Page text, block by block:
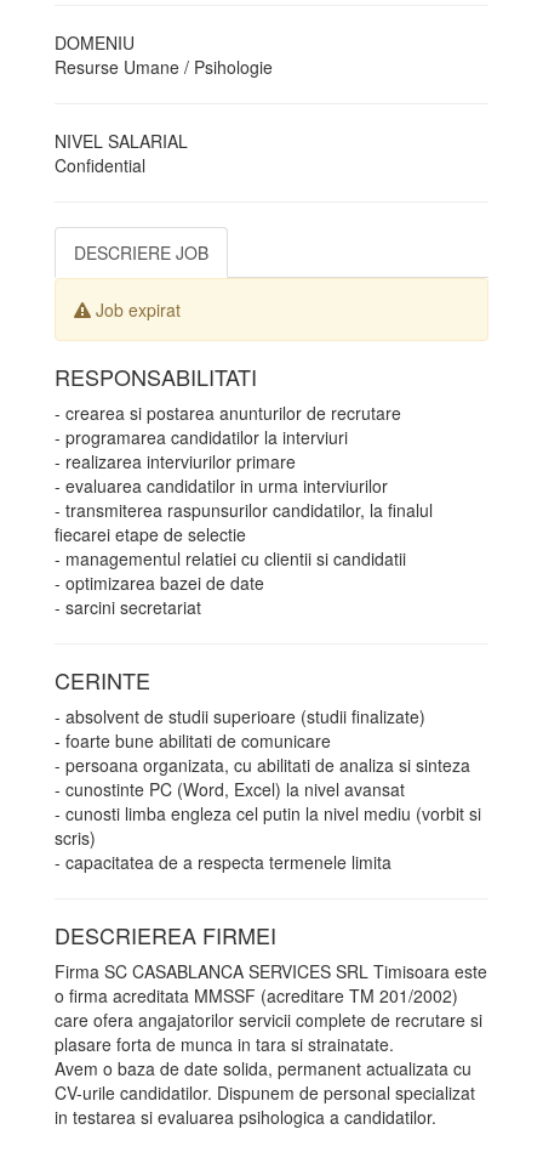
DOMENIU
Resurse Umane / Psihologie
NIVEL SALARIAL
Confidential
DESCRIERE JOB
Job expirat
RESPONSABILITATI
- crearea si postarea anunturilor de recrutare
- programarea candidatilor la interviuri
- realizarea interviurilor primare
- evaluarea candidatilor in urma interviurilor
- transmiterea raspunsurilor candidatilor, la finalul
fiecarei etape de selectie
- managementul relatiei cu clientii si candidatii
- optimizarea bazei de date
- sarcini secretariat
CERINTE
- absolvent de studii superioare (studii finalizate)
- foarte bune abilitati de comunicare
- persoana organizata, cu abilitati de analiza si sinteza
- cunostinte PC (Word, Excel) la nivel avansat
- cunosti limba engleza cel putin la nivel mediu (vorbit si
scris)
- capacitatea de a respecta termenele limita
DESCRIEREA FIRMEI
Firma SC CASABLANCA SERVICES SRL Timisoara este
o firma acreditata MMSSF (acreditare TM 201/2002)
care ofera angajatorilor servicii complete de recrutare si
plasare forta de munca in tara si strainatate.
Avem o baza de date solida, permanent actualizata cu
CV-urile candidatilor. Dispunem de personal specializat
in testarea si evaluarea psihologica a candidatilor.